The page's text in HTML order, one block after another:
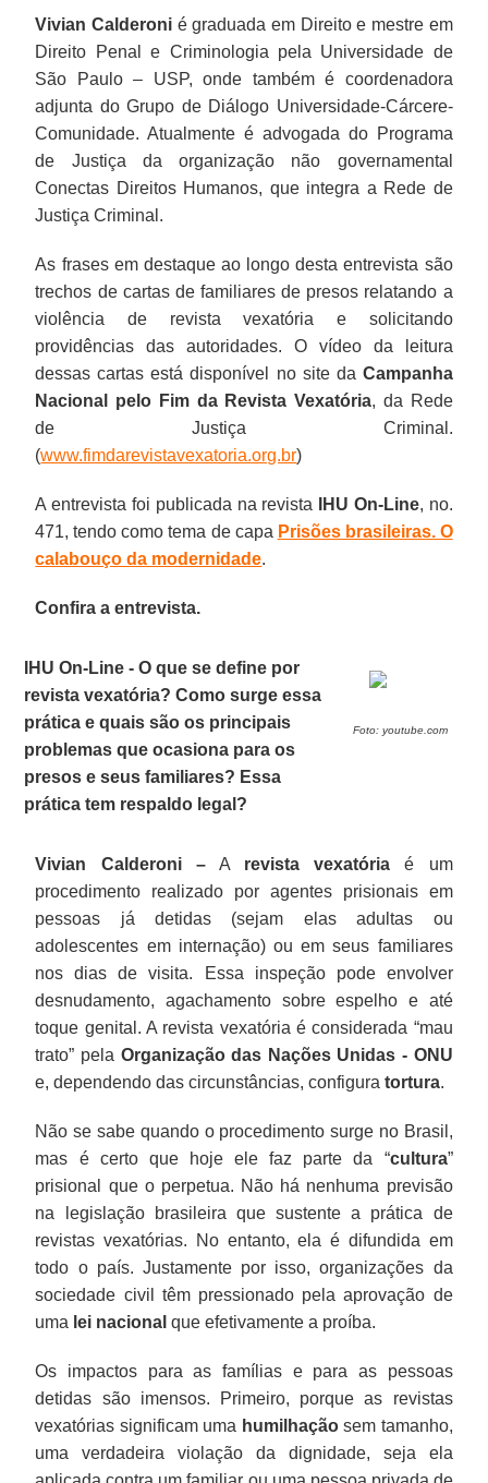
Vivian Calderoni é graduada em Direito e mestre em
Direito Penal e Criminologia pela Universidade de
São Paulo – USP, onde também é coordenadora
adjunta do Grupo de Diálogo Universidade-Cárcere-
Comunidade. Atualmente é advogada do Programa
de Justiça da organização não governamental
Conectas Direitos Humanos, que integra a Rede de
Justiça Criminal.
As frases em destaque ao longo desta entrevista são
trechos de cartas de familiares de presos relatando a
violência de revista vexatória e solicitando
providências das autoridades. O vídeo da leitura
dessas cartas está disponível no site da Campanha
Nacional pelo Fim da Revista Vexatória, da Rede
de Justiça Criminal.
(www.fimdarevistavexatoria.org.br)
A entrevista foi publicada na revista IHU On-Line, no.
471, tendo como tema de capa Prisões brasileiras. O
calabouço da modernidade.
Confira a entrevista.
Foto: youtube.com
IHU On-Line - O que se define por
revista vexatória? Como surge essa
prática e quais são os principais
problemas que ocasiona para os
presos e seus familiares? Essa
prática tem respaldo legal?
Vivian Calderoni –A revista vexatória é um
procedimento realizado por agentes prisionais em
pessoas já detidas (sejam elas adultas ou
adolescentes em internação) ou em seus familiares
nos dias de visita. Essa inspeção pode envolver
desnudamento, agachamento sobre espelho e até
toque genital. A revista vexatória é considerada “mau
trato” pela Organização das Nações Unidas - ONU
e, dependendo das circunstâncias, configuratortura.
Não se sabe quando o procedimento surge no Brasil,
mas é certo que hoje ele faz parte da “cultura”
prisional que o perpetua. Não há nenhuma previsão
na legislação brasileira que sustente a prática de
revistas vexatórias. No entanto, ela é difundida em
todo o país. Justamente por isso, organizações da
sociedade civil têm pressionado pela aprovação de
uma lei nacional que efetivamente a proíba.
Os impactos para as famílias e para as pessoas
detidas são imensos. Primeiro, porque as revistas
vexatórias significam uma humilhaçãosem tamanho,
uma verdadeira violação da dignidade, seja ela